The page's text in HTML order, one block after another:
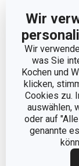
Wir
Wir
was Sie
Kochen und
klicken,
Cookies zu.
auswählen,
oder auf
genannte
Isolierflasche
CONSTANT
Edelstahl
37,90 €
Auf Lager